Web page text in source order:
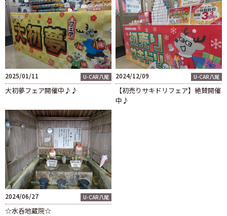
2025/01/11 U-CAR八尾
大初夢フェア開催中♪♪
2024/12/09 U-CAR八尾
【初売りサキドリフェア】絶賛開催
中♪
2024/06/27 U-CAR八尾
☆水呑地蔵院☆